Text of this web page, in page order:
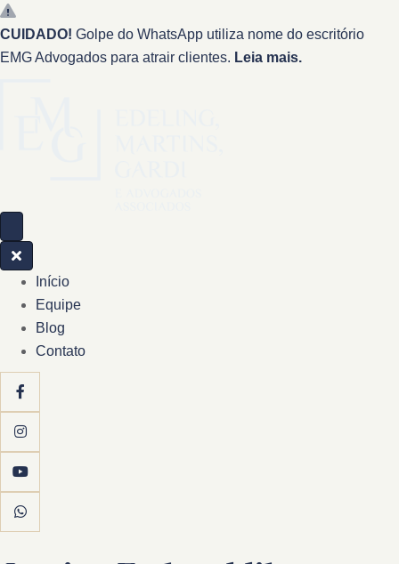
CUIDADO! Golpe do WhatsApp utiliza nome do escritório
EMG Advogados para atrair clientes. Leia mais.
Início
Equipe
Blog
Contato